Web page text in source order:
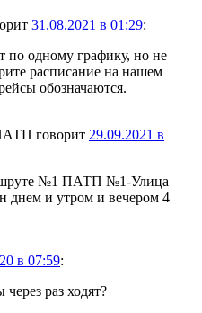
31.08.2021 в 01:29:
по одному графику, но не
расписание на нашем
обозначаются.
говорит 29.09.2021 в
№1 ПАТП №1-Улица
днем и утром и вечером 4
в 07:59:
раз ходят?